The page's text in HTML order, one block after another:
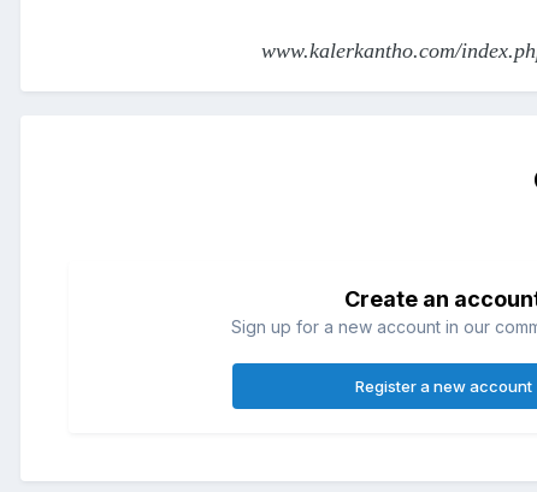
www.kalerkantho.com/
Create an
Sign up for a new account in our
Register a new account